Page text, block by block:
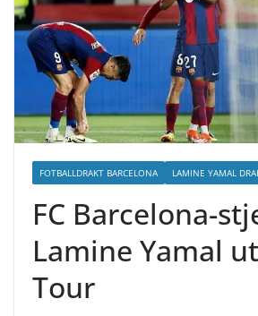
FOTBALLDRAKT BARCELONA LAMINE YAMAL
FC Barcelona-
Lamine Yamal
Tour